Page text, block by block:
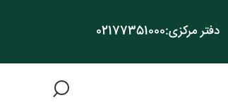
دفتر مرکزی:02177351000